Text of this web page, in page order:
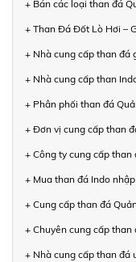
+ Bán các loại than đá
+ Than Đá Đốt Lò Hơi –
+ Nhà cung cấp than đá
+ Nhà cung cấp than
+ Phân phối than đá
+ Đơn vị cung cấp than
+ Công ty cung cấp
+ Mua than đá Indo
+ Cung cấp than đá
+ Chuyên cung cấp
+ Nhà cung cấp than đá